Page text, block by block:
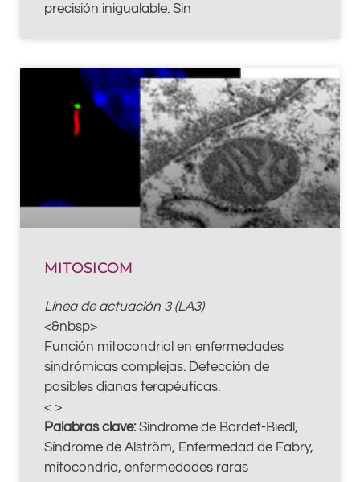
precisión inigualable. Sin
MITOSICOM
Línea de actuación 3 (LA3)
<&nbsp>
Función mitocondrial en enfermedades
sindrómicas complejas. Detección de
posibles dianas terapéuticas.
< >
Palabras clave:Síndrome de Bardet-Biedl,
Síndrome de Alström, Enfermedad de Fabry,
mitocondria, enfermedades raras